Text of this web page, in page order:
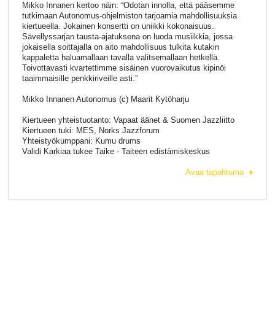
Mikko Innanen kertoo näin: “Odotan innolla, että pääsemme
tutkimaan Autonomus-ohjelmiston tarjoamia mahdollisuuksia
kiertueella. Jokainen konsertti on uniikki kokonaisuus.
Sävellyssarjan tausta-ajatuksena on luoda musiikkia, jossa
jokaisella soittajalla on aito mahdollisuus tulkita kutakin
kappaletta haluamallaan tavalla valitsemallaan hetkellä.
Toivottavasti kvartettimme sisäinen vuorovaikutus kipinöi
taaimmaisille penkkiriveille asti.”
Mikko Innanen Autonomus (c) Maarit Kytöharju
Kiertueen yhteistuotanto: Vapaat äänet & Suomen Jazzliitto
Kiertueen tuki: MES, Norks Jazzforum
Yhteistyökumppani: Kumu drums
Validi Karkiaa tukee Taike - Taiteen edistämiskeskus
Avaa tapahtuma